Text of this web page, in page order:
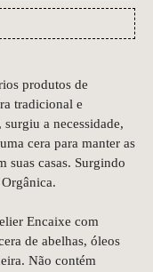
produtos de
tradicional e
surgiu a necessidade,
cera para manter as
suas casas. Surgindo
Encaixe com
de abelhas, óleos
Não contém